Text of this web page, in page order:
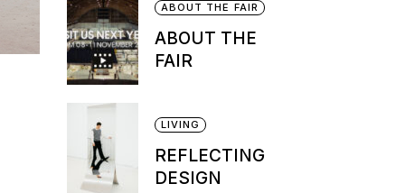
ABOUT THE FAIR
ABOUT THE
FAIR
LIVING
REFLECTING
DESIGN